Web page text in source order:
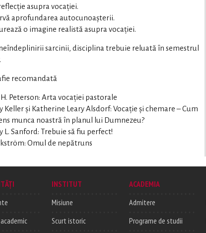
asupra vocației.
aprofundarea autocunoașterii.
o imagine realistă asupra vocației.
sarcinii, disciplina trebuie reluată în semestrul
recomandată
H. Peterson: Arta vocației pastorale
Keller și Katherine Leary Alsdorf: Vocație și chemare – Cum
munca noastră în planul lui Dumnezeu?
L. Sanford: Trebuie să fiu perfect!
Omul de nepătruns
INSTITUT
Misiune
Scurt istoric
ACADEMIA
Admitere
Programe de studii